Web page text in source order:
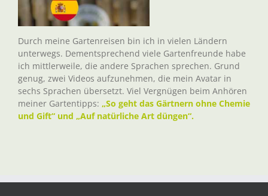
Durch meine Gartenreisen bin ich in vielen Ländern
unterwegs. Dementsprechend viele Gartenfreunde habe
ich mittlerweile, die andere Sprachen sprechen. Grund
genug, zwei Videos aufzunehmen, die mein Avatar in
sechs Sprachen übersetzt. Viel Vergnügen beim Anhören
meiner Gartentipps: „So geht das Gärtnern ohne Chemie
und Gift“ und „Auf natürliche Art düngen“.